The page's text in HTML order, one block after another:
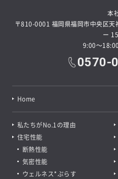
本
〒810-0001 福岡県福岡市中央区
ー
9:00～18:00
0570-
Home
私たちがNo.1の理由
住宅性能
断熱性能
気密性能
ウェルネス*ぷらす